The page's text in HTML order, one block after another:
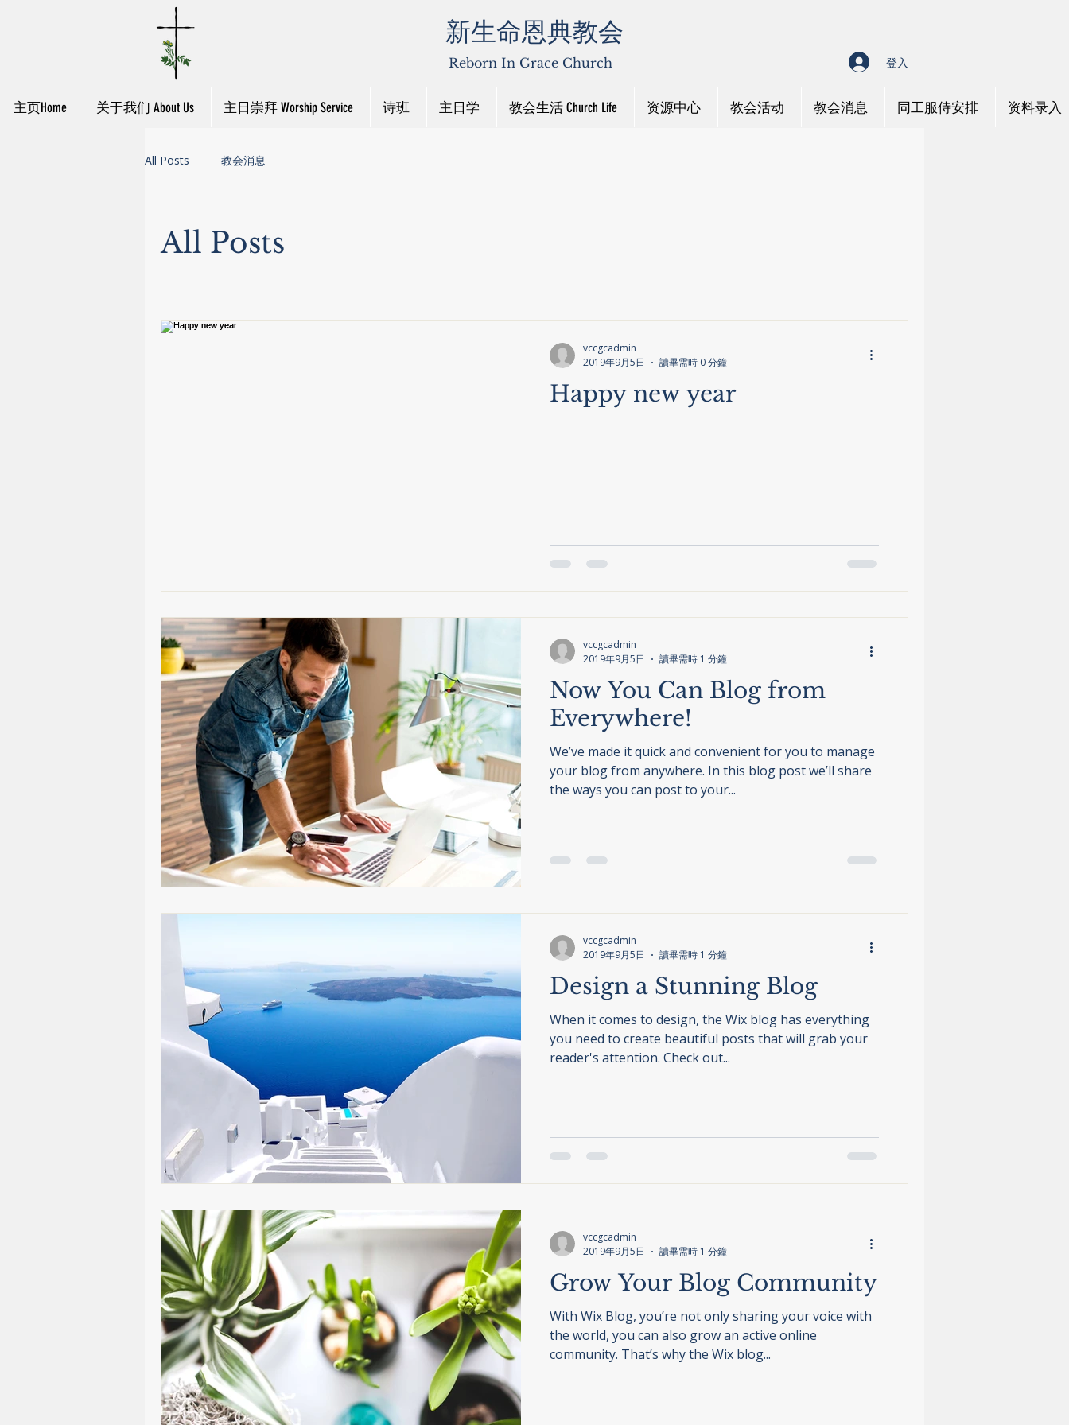
新生命恩典教会
Reborn In Grace Church 登入
主页Home 关于我们 About Us 主日崇拜 Worship Service 诗班 主日学 教会生活 Church Life 资源中心 教会活动 教会消息 同工服侍安排 资料录入
All Posts 教会消息
All Posts
Happy new year
vccgcadmin
2019年9月5日
讀畢需時 0 分鐘
Now You Can Blog from
Everywhere!
We’ve made it quick and convenient for you to manage
your blog from anywhere. In this blog post we’ll share
the ways you can post to your...
vccgcadmin
2019年9月5日
讀畢需時 1 分鐘
Design a Stunning Blog
When it comes to design, the Wix blog has everything
you need to create beautiful posts that will grab your
reader's attention. Check out...
vccgcadmin
2019年9月5日
讀畢需時 1 分鐘
Grow Your Blog Community
With Wix Blog, you’re not only sharing your voice with
the world, you can also grow an active online
community. That’s why the Wix blog...
vccgcadmin
2019年9月5日
讀畢需時 1 分鐘